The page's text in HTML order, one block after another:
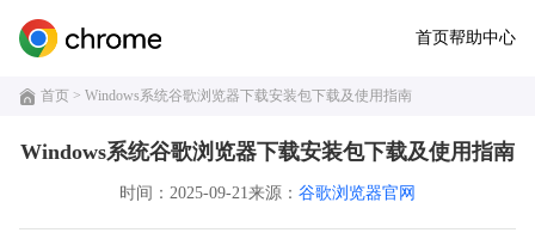
首页帮助中心
首页 > Windows系统谷歌浏览器下载安装包下载及使用指南
Windows系统谷歌浏览器下载安装包下载及使用指南
时间：2025-09-21来源： 谷歌浏览器官网